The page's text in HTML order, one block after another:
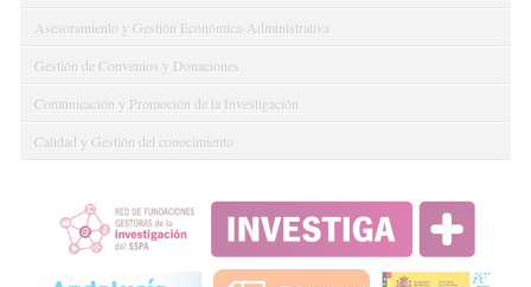
Asesoramiento y Gestión Económica-Administrativa
Gestión de Convenios y Donaciones
Comunicación y Promoción de la Investigación
Calidad y Gestión del conocimiento